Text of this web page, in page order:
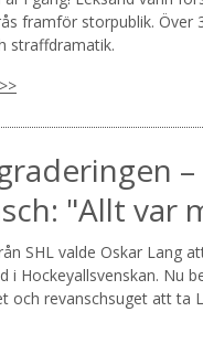
framför storpublik. Över
straffdramatik.
–
"Allt var
SHL valde Oskar Lang
i Hockeyallsvenskan. Nu
och revanschsuget att ta